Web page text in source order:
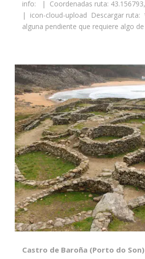
info: | Coordenadas ruta:
| icon-cloud-upload Descargar ruta:
alguna pendiente que requiere algo
Castro de Baroña (Porto do Son)